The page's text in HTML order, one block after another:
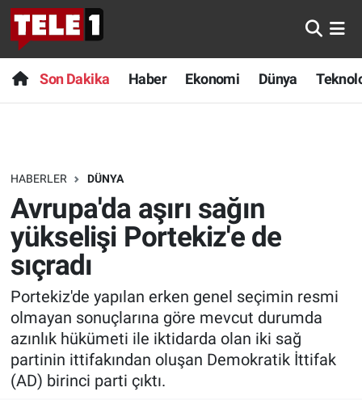
Son Dakika Haber Ekonomi Dünya
HABERLER DÜNYA
Avrupa'da aşırı sağın
yükselişi Portekiz'e de
sıçradı
Portekiz'de yapılan erken genel seçimin resmi
olmayan sonuçlarına göre mevcut durumda
azınlık hükümeti ile iktidarda olan iki sağ
partinin ittifakından oluşan Demokratik İttifak
(AD) birinci parti çıktı.
Anında Manşet
Başka Sohbetler
Bilim turu
Bilim ve Teknoloji Evreni
Doğa Konuşuyor
Ege Saati
Ege'den Esintiler
Son Dakika
Haber
Dünya
Teknoloji
Sağlık
Yayın Akışı
İletişim
Nöbetçi Eczaneler
Hava Durumu
Trafik Durumu
Süper Lig Puan Durumu ve Fikstür
Tüm Manşetler
Son Dakika Haberleri
Haber Arşivi